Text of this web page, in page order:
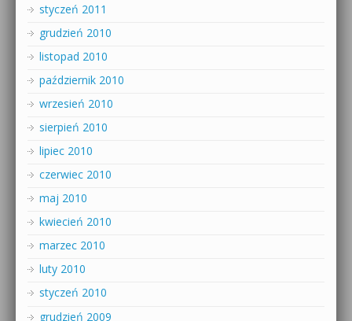
styczeń 2011
grudzień 2010
listopad 2010
październik 2010
wrzesień 2010
sierpień 2010
lipiec 2010
czerwiec 2010
maj 2010
kwiecień 2010
marzec 2010
luty 2010
styczeń 2010
grudzień 2009